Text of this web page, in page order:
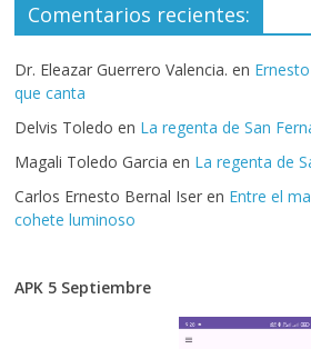
Comentarios recientes:
Dr. Eleazar Guerrero Valencia. en
que canta
Delvis Toledo en La regenta de San
Magali Toledo Garcia en La regenta de
Carlos Ernesto Bernal Iser en Entre el
cohete luminoso
APK 5 Septiembre